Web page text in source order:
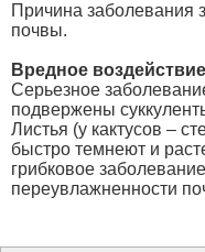
Причина заболевания
почвы.
Вредное воздействие
Серьезное
подвержены
Листья (у кактусов –
быстро темнеют и
грибковое
переувлажненности